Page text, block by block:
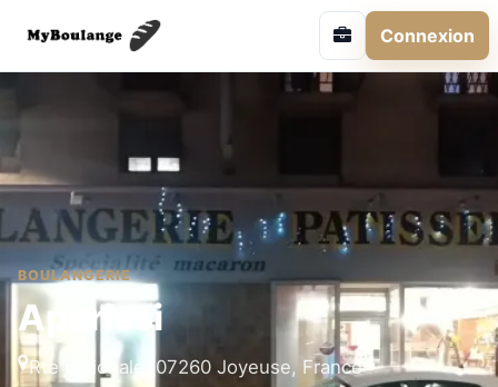
Connexion
BOULANGERIE
Aparissi
Rte nationale, 07260 Joyeuse, France